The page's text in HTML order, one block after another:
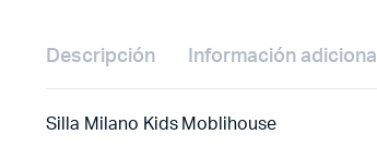
Descripción Información adicional
Silla Milano Kids Moblihouse